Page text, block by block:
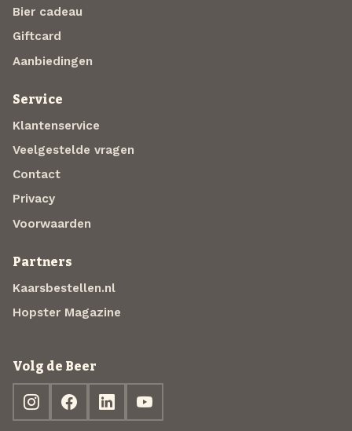
Bier cadeau
Giftcard
Aanbiedingen
Service
Klantenservice
Veelgestelde vragen
Contact
Privacy
Voorwaarden
Partners
Kaarsbestellen.nl
Hopster Magazine
Volg de Beer